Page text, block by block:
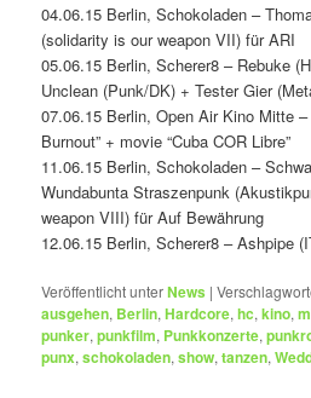
04.06.15 Berlin, Schokoladen –
(solidarity is our weapon VII) für ARI
05.06.15 Berlin, Scherer8 – Rebuke
Unclean (Punk/DK) + Tester Gier
07.06.15 Berlin, Open Air Kino Mitte
Burnout” + movie “Cuba COR Libre”
11.06.15 Berlin, Schokoladen –
Wundabunta Straszenpunk
weapon VIII) für Auf Bewährung
12.06.15 Berlin, Scherer8 – Ashpipe
Veröffentlicht unterNews |
ausgehen, Berlin,Hardcore,hc,kino,
punker,punkfilm, Punkkonzerte,
punx,schokoladen,show,tanzen,